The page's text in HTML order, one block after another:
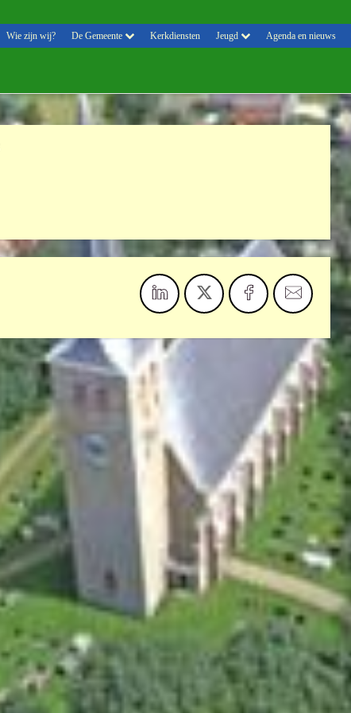
Wie zijn wij? De Gemeente Kerkdiensten Jeugd Agenda en nieuws